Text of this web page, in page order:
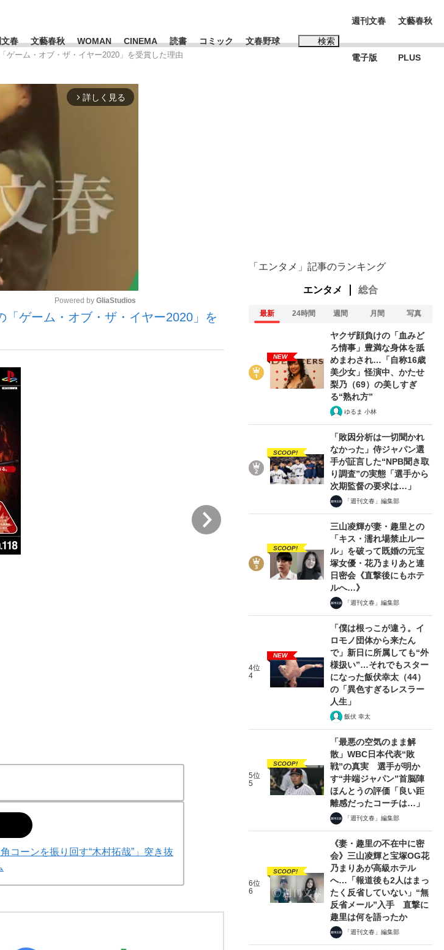
「最悪の空気のまま解散」WBC日本代表“敗戦”の真実 選手が明かす...
「クマが悪者扱いされているのが悲しい」『北の国から』倉本聰氏（91...
...
いまさら聞けない資産運用のすべて
春 文藝春秋 WOMAN CINEMA 読書 コミック 文春野球 検索
真希 #森岡毅
週刊文春
電子版
文藝春秋
PLUS
ゲーム・オブ・ザ・イヤー2020」を受賞した理由
arrow_forward_ios 詳しく見る
Powered by GliaStudios
「ゲーム・オブ・ザ・イヤー2020」を
4/6
コーンを振り回す“木村拓哉”」突き抜
「エンタメ」記事のランキング
エンタメ 総合
最新 24時間 週間 月間 写真
NEW
ヤクザ顔負けの「血みど
ろ情事」豊満な身体を舐
めまわされ…「自称16歳
美少女」怪演中、かたせ
梨乃（69）の美しすぎ
る“熟れ方”
ゆるま 小林
SCOOP!
「敗因分析は一切聞かれ
なかった」侍ジャパン選
手が証言した“NPB聞き取
り調査”の実態「選手から
次期監督の要求は…」
「週刊文春」編集部
SCOOP!
三山凌輝が妻・趣里との
「キス・濡れ場禁止ルー
ル」を破って既婚の元宝
塚女優・花乃まりあと連
日密会《直撃後にもホテ
ルへ…》
「週刊文春」編集部
4位
4
NEW
「僕は根っこが違う。イ
ロモノ団体から来たん
で」新日に所属しても“外
様扱い”…それでもスター
になった飯伏幸太（44）
の「異色すぎるレスラー
人生」
飯伏 幸太
5位
5
SCOOP!
「最悪の空気のまま解
散」WBC日本代表“敗
戦”の真実 選手が明か
す“井端ジャパン”首脳陣
ほんとうの評価「良い距
離感だったコーチは…」
「週刊文春」編集部
6位
6
SCOOP!
《妻・趣里の不在中に密
会》三山凌輝と宝塚OG花
乃まりあが高級ホテル
へ…「報道後も2人はまっ
たく反省していない」“無
反省メール”入手 直撃に
趣里は何を語ったか
「週刊文春」編集部